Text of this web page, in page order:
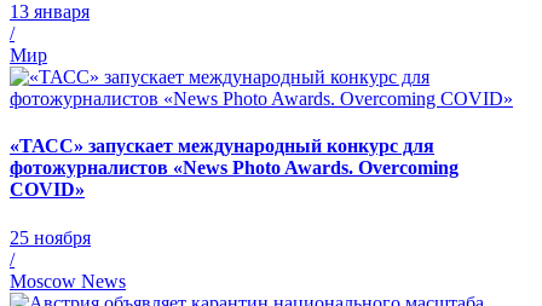
13 января
/
Мир
«ТАСС» запускает международный конкурс для
фотожурналистов «News Photo Awards. Overcoming
COVID»
25 ноября
/
Moscow News